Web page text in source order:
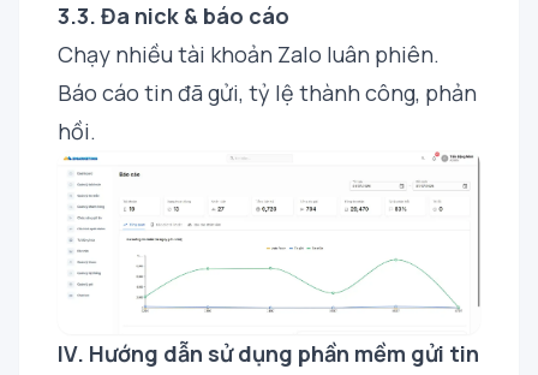
3.3. Đa nick & báo cáo
Chạy nhiều tài khoản Zalo luân phiên.
Báo cáo tin đã gửi, tỷ lệ thành công, phản
hồi.
IV. Hướng dẫn sử dụng phần mềm gửi tin